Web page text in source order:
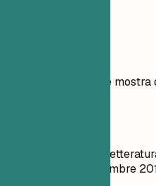
Esempio pratico che
Laurea in Lingua e
Settembre